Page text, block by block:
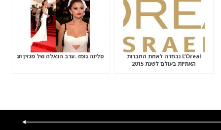
L’Oreal נבחרה לאחת החברות
האתיות בעולם לשנת 2015
סלינה גומז -ערב הגאלה של מגזין ווג